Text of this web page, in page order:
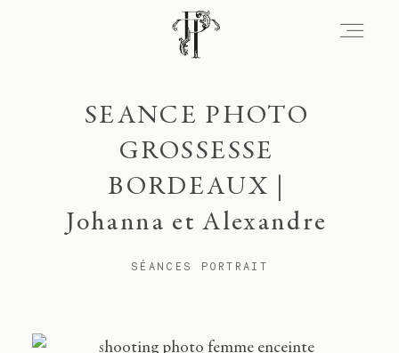
SEANCE PHOTO
GROSSESSE
BORDEAUX |
Johanna et Alexandre
SÉANCES PORTRAIT
Signature
Portfolio